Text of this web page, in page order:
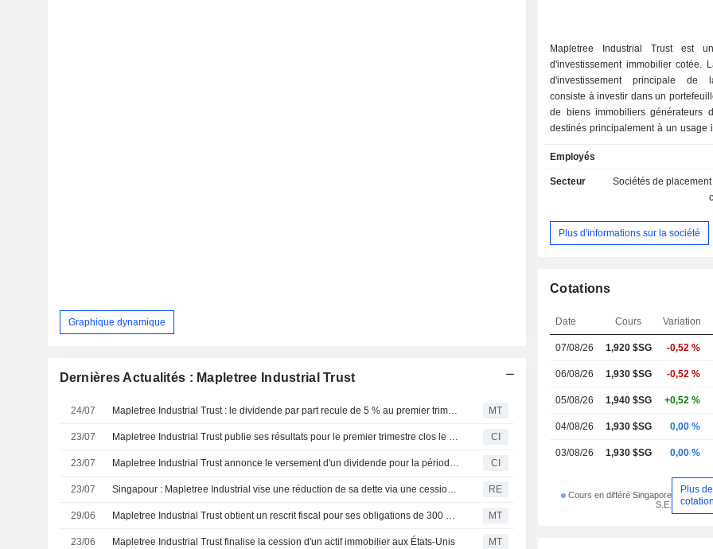
Graphique dynamique
Dernières Actualités : Mapletree Industrial Trust
24/07 Mapletree Industrial Trust : le dividende par part recule de 5 % au premier trimestre fiscal MT
23/07 Mapletree Industrial Trust publie ses résultats pour le premier trimestre clos le 30 juin 2026 CI
23/07 Mapletree Industrial Trust annonce le versement d'un dividende pour la période du 1er avril 2026 au 30 juin 2026, payable le 7 septembre 2026 CI
23/07 Singapour : Mapletree Industrial vise une réduction de sa dette via une cession d'actifs de 465 millions de dollars RE
29/06 Mapletree Industrial Trust obtient un rescrit fiscal pour ses obligations de 300 millions de dollars singapouriens MT
23/06 Mapletree Industrial Trust finalise la cession d'un actif immobilier aux États-Unis MT
Mapletree Industrial Trust est
d'investissement immobilier cotée.
d'investissement principale de
consiste à investir dans un
de biens immobiliers générateurs
destinés principalement à un usage
immobiliers générateurs de
principalement comme centres de
l'échelle mondiale en dehors de
portefeuille comprend environ
immobiliers en Amérique du
Ltd), 79 biens immobiliers à
immobilier comprend des centres
des bâtiments de haute
espaces commerciaux et des
industriels généraux. Il est géré par
Employés
Secteur
Sociétés de
Plus d'informations sur la société
Cotations
Date Cours Variation
07/08/26 1,920$SG -0,52 %
06/08/26 1,930 $SG -0,52 %
05/08/26 1,940 $SG +0,52 %
04/08/26 1,930 $SG 0,00 %
03/08/26 1,930 $SG 0,00 %
Cours en différé Singapore
S.E.
Plus de